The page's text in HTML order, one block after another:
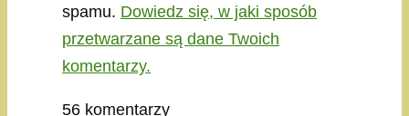
spamu. Dowiedz się, w jaki sposób
przetwarzane są dane Twoich
komentarzy.
56 komentarzy